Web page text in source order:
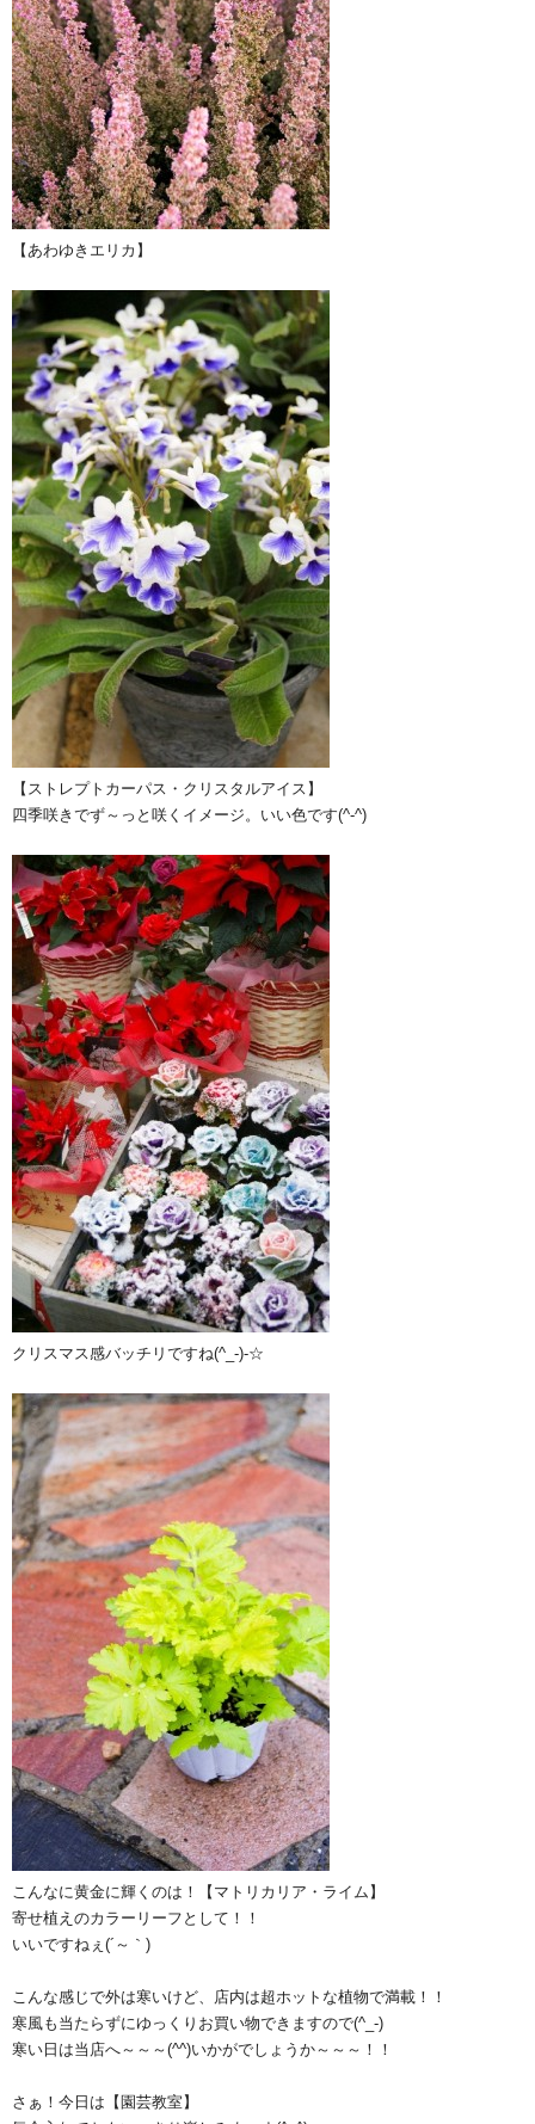
【あわゆきエリカ】
【ストレプトカーパス・クリスタルアイス】
四季咲きでず～っと咲くイメージ。いい色です(^-^)
クリスマス感バッチリですね(^_-)-☆
こんなに黄金に輝くのは！【マトリカリア・ライム】
寄せ植えのカラーリーフとして！！
いいですねぇ(´～｀)
こんな感じで外は寒いけど、店内は超ホットな植物で満載！！
寒風も当たらずにゆっくりお買い物できますので(^_-)
寒い日は当店へ～～～(^^)いかがでしょうか～～～！！
さぁ！今日は【園芸教室】